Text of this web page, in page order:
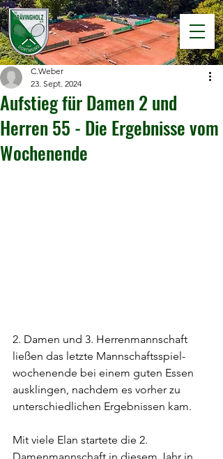
Aufstieg für Damen 2 und
Herren 55 - Die Ergebnisse vom
Wochenende
C.Weber
23. Sept. 2024
2. Damen und 3. Herrenmannschaft
ließen das letzte Mannschaftsspiel-
wochenende bei einem guten Essen
ausklingen, nachdem es vorher zu
unterschiedlichen Ergebnissen kam.
Mit viele Elan startete die 2.